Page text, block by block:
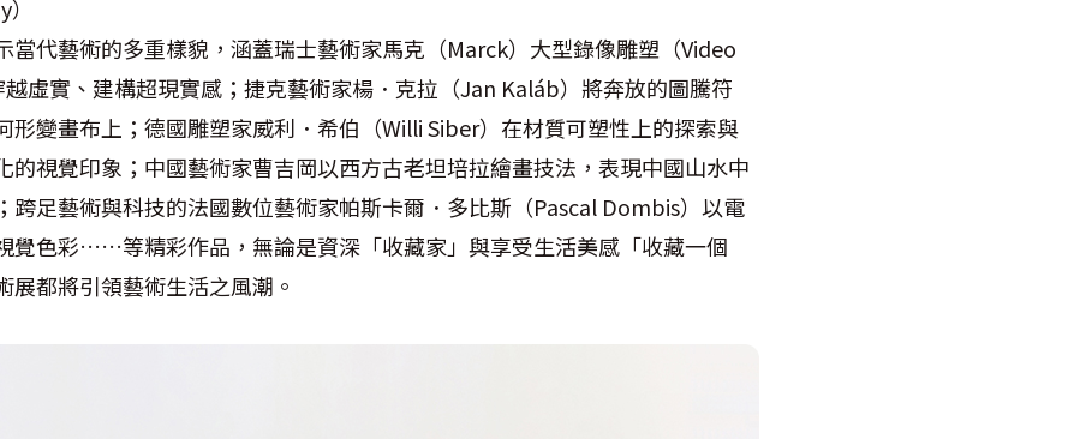
當代藝術的多重樣貌，涵蓋瑞士藝術家馬克（Marck）大型錄像雕塑（Video
虛實、建構超現實感；捷克藝術家楊．克拉（Jan Kaláb）將奔放的圖騰符
形變畫布上；德國雕塑家威利．希伯（Willi Siber）在材質可塑性上的探索與
的視覺印象；中國藝術家曹吉岡以西方古老坦培拉繪畫技法，表現中國山水中
跨足藝術與科技的法國數位藝術家帕斯卡爾．多比斯（Pascal Dombis）以電
覺色彩……等精彩作品，無論是資深「收藏家」與享受生活美感「收藏一個
展都將引領藝術生活之風潮。